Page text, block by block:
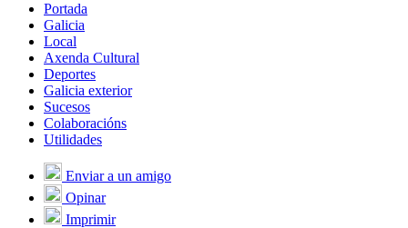
Portada
Galicia
Local
Axenda Cultural
Deportes
Galicia exterior
Sucesos
Colaboracións
Utilidades
Enviar a un amigo
Opinar
Imprimir